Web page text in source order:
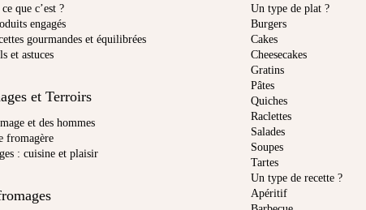
que c’est ?
engagés
gourmandes et équilibrées
et astuces
et Terroirs
et des hommes
fromagère
: cuisine et plaisir
Un type de plat ?
Burgers
Cakes
Cheesecakes
Gratins
Pâtes
Quiches
Raclettes
Salades
Soupes
Tartes
Un type de recette ?
Apéritif